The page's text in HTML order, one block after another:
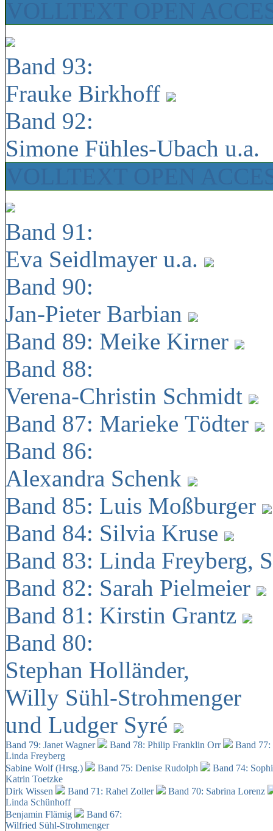
Band 93:
Frauke Birkhoff
Band 92:
Simone Fühles-Ubach u.a.
Band 91:
Eva Seidlmayer u.a.
Band 90:
Jan-Pieter Barbian
Band 89: Meike Kirner
Band 88:
Verena-Christin Schmidt
Band 87: Marieke Tödter
Band 86:
Alexandra Schenk
Band 85: Luis Moßburger
Band 84: Silvia Kruse
Band 83: Linda Freyberg,
Band 82: Sarah Pielmeier
Band 81: Kirstin Grantz
Band 80:
Stephan Holländer,
Willy Sühl-Strohmenger
und Ludger Syré
Band 79: Janet Wagner Band 78: Philip Franklin Orr
Band
Linda Freyberg
Sabine Wolf (Hrsg.)
Band 75: Denise Rudolph
Band 74:
Katrin Toetzke
Dirk Wissen
Band 71: Rahel Zoller
Band 70: Sabrina Lorenz
Linda Schünhoff
Benjamin Flämig
Band 67:
Wilfried Sühl-Strohmenger